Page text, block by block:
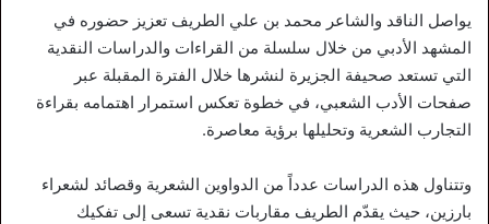
يواصل الناقد والشاعر محمد بن علي الطريف تعزيز حضوره في
المشهد الأدبي من خلال سلسلة من القراءات والدراسات النقدية
التي تستعد صحيفة الجزيرة لنشرها خلال الفترة المقبلة عبر
صفحات الأدب الشعبي، في خطوة تعكس استمرار اهتمامه بقراءة
التجارب الشعرية وتحليلها برؤية معاصرة.
وتتناول هذه الدراسات عدداً من الدواوين الشعرية وقصائد لشعراء
بارزين، حيث يقدّم الطريف مقاربات نقدية تسعى إلى تفكيك